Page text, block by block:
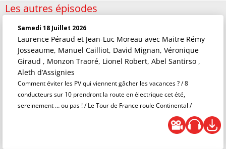
Les autres épisodes
Samedi 18 Juillet 2026
Laurence Péraud et Jean-Luc Moreau avec Maitre Rémy
Josseaume, Manuel Cailliot, David Mignan, Véronique
Giraud , Monzon Traoré, Lionel Robert, Abel Santirso ,
Aleth d’Assignies
Comment éviter les PV qui viennent gâcher les vacances ? / 8
conducteurs sur 10 prendront la route en électrique cet été,
sereinement … ou pas ! / Le Tour de France roule Continental /